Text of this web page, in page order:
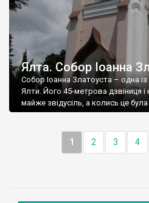
Ялта. Собор Іоанна
Собор Іоанна Златоуста – одна
Ялти. Його 45-метрова дзвіниця і
майже звідусіль, а колись це
1 2 3 4